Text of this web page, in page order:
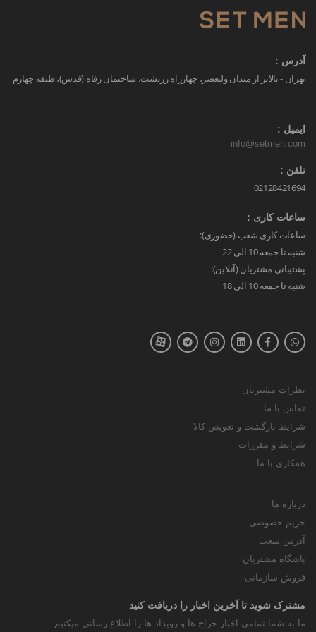
آدرس :
تهران - بالاتر از میدان ولیعصر، چهارراه زرتشت، ساختمان رفاه (قدس)، طبقه چهارم
ایمیل :
info@setmen.com
تلفن :
02128421694
ساعات کاری :
ساعات کاری شعب (حضوری):
شنبه تا جمعه 10 الی 22
پشتیبانی مشتریان (آنلاین):
شنبه تا جمعه 10 الی 18
نظرات مشتریان
تماس با ما
شرایط بازگشت و تعویض کالا
شرایط و مقررات
همکاری با ما
درباره ما
حریم خصوصی
آدرس شعب
باشگاه مشتریان
فروش سازمانی
مشترک شوید تا آخرین اخبار را دریافت کنید
ما به شما تمامی اخبار حراج ها و رویداد ها را اطلاع رسانی میکنیم.